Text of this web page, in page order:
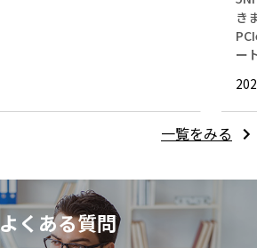
き
ー
一覧をみる
よくある質問